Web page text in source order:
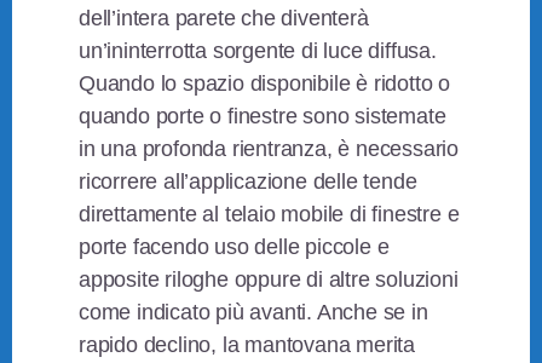
dell’intera parete che diventerà
un’ininterrotta sorgente di luce diffusa.
Quando lo spazio disponibile è ridotto o
quando porte o finestre sono sistemate
in una profonda rientranza, è necessario
ricorrere all’applicazione delle tende
direttamente al telaio mobile di finestre e
porte facendo uso delle piccole e
apposite riloghe oppure di altre soluzioni
come indicato più avanti. Anche se in
rapido declino, la mantovana merita